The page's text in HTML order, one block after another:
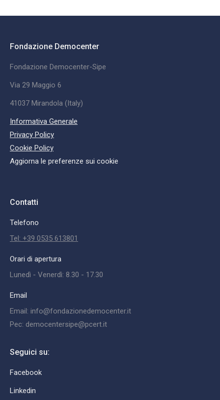
Fondazione Democenter
Fondazione Democenter-Sipe
Via 29 Maggio 6
41037 Mirandola (Italy)
Informativa Generale
Privacy Policy
Cookie Policy
Aggiorna le preferenze sui cookie
Contatti
Telefono
Tel: +39 0535 613801
Orari di apertura
Lunedì - Venerdì: 8.30 - 17.30
Email
Email: info@fondazionedemocenter.it
Pec: democentersipe@pcert.it
Seguici su:
Facebook
Linkedin